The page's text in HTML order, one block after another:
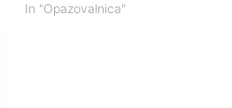
In "Opazovalnica"